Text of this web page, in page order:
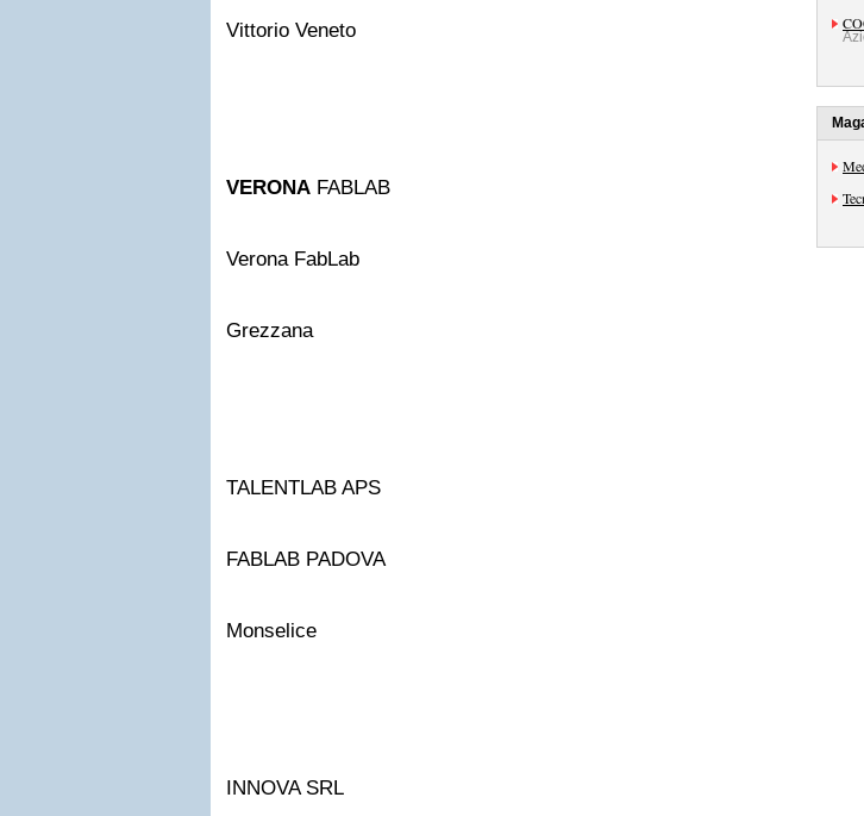
Vittorio Veneto
VERONA FABLAB
Verona FabLab
Grezzana
TALENTLAB APS
FABLAB PADOVA
Monselice
INNOVA SRL